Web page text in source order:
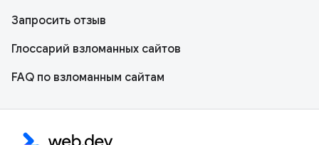
Запросить отзыв
Глоссарий взломанных сайтов
FAQ по взломанным сайтам